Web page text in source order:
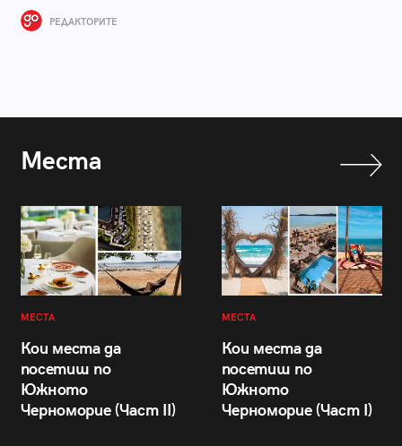
РЕДАКТОРИТЕ
Места
МЕСТА
Кои места да
посетиш по
Южното
Черноморие (Част II)
МЕСТА
Кои места да
посетиш по
Южното
Черноморие (Част I)